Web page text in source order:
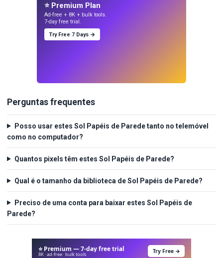
⭐ Premium Plan
Ad-free + 8K + bulk tools.
7-day free trial.
Try Free 7 Days →
Perguntas frequentes
Posso usar estes Sol Papéis de Parede tanto no telemóvel
como no computador?
Quantos pixels têm estes Sol Papéis de Parede?
Qual é o tamanho da biblioteca de Sol Papéis de Parede?
Preciso de uma conta para baixar estes Sol Papéis de
Parede?
⭐ Premium — 7-day free trial
8K · ad-free · bulk tools Try Free →